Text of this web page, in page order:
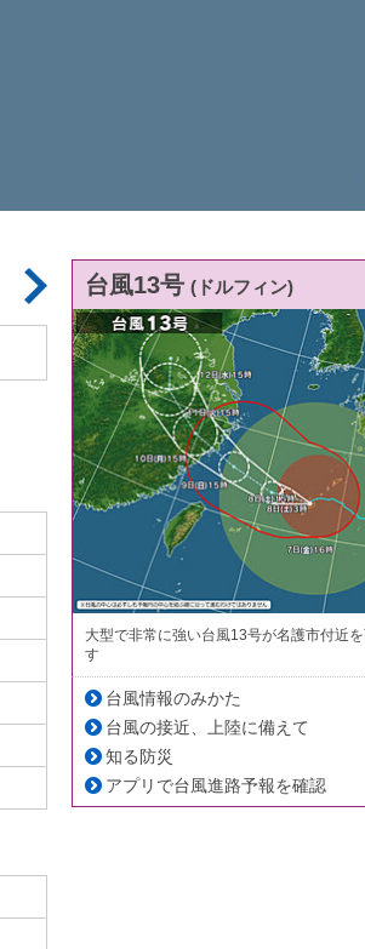
台風13号 (ドルフィン)
大型で非常に強い台風13号が名護市付近
す
台風情報のみかた
台風の接近、上陸に備えて
知る防災
アプリで台風進路予報を確認